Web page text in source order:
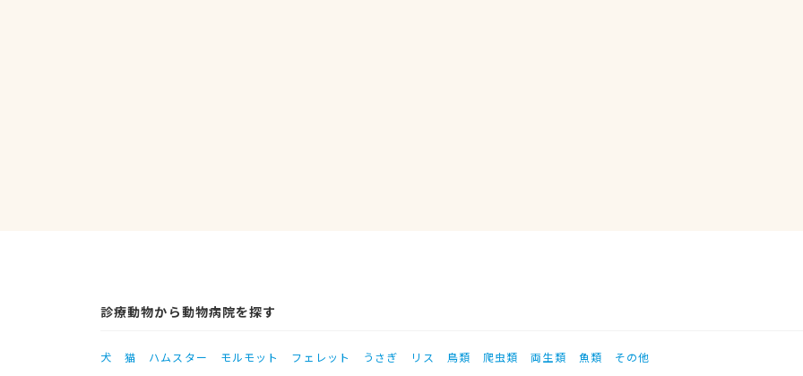
診療動物から動物病院を探す
犬 猫 ハムスター モルモット フェレット うさぎ リス 鳥類 爬虫類 両生類 魚類 その他